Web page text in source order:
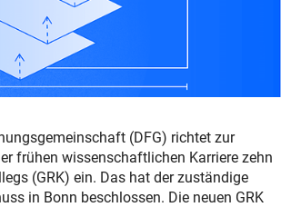
(DFG) richtet zur
frühen wissenschaftlichen Karriere zehn
(GRK) ein. Das hat der zuständige
in Bonn beschlossen. Die neuen GRK